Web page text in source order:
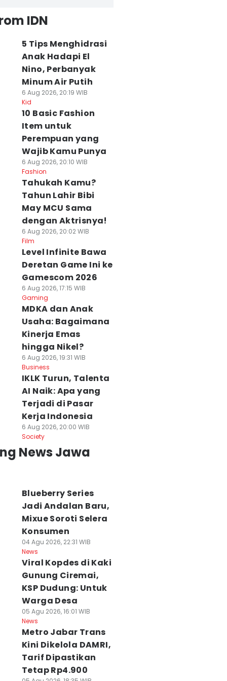
IDN
5 Tips Menghidrasi
Anak Hadapi El
Nino, Perbanyak
Minum Air Putih
6 Aug 2026, 20:19 WIB
Kid
10 Basic Fashion
Item untuk
Perempuan yang
Wajib Kamu Punya
6 Aug 2026, 20:10 WIB
Fashion
Tahukah Kamu?
Tahun Lahir Bibi
May MCU Sama
dengan Aktrisnya!
6 Aug 2026, 20:02 WIB
Film
Level Infinite Bawa
Deretan Game Ini ke
Gamescom 2026
6 Aug 2026, 17:15 WIB
Gaming
MDKA dan Anak
Usaha: Bagaimana
Kinerja Emas
hingga Nikel?
6 Aug 2026, 19:31 WIB
Business
IKLK Turun, Talenta
AI Naik: Apa yang
Terjadi di Pasar
Kerja Indonesia
6 Aug 2026, 20:00 WIB
Society
News Jawa
Blueberry Series
Jadi Andalan Baru,
Mixue Soroti Selera
Konsumen
04 Agu 2026, 22:31 WIB
News
Viral Kopdes di Kaki
Gunung Ciremai,
KSP Dudung: Untuk
Warga Desa
05 Agu 2026, 16:01 WIB
News
Metro Jabar Trans
Kini Dikelola DAMRI,
Tarif Dipastikan
Tetap Rp4.900